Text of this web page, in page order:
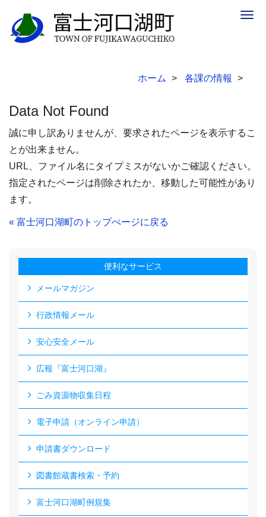
ホーム 各課の情報
Data Not Found
誠に申し訳ありませんが、要求されたページを表示するこ
とが出来ません。
URL、ファイル名にタイプミスがないかご確認ください。
指定されたページは削除されたか、移動した可能性があり
ます。
« 富士河口湖町のトップぺージに戻る
便利なサービス
メールマガジン
行政情報メール
安心安全メール
広報『富士河口湖』
ごみ資源物収集日程
電子申請（オンライン申請）
申請書ダウンロード
図書館蔵書検索・予約
富士河口湖町例規集